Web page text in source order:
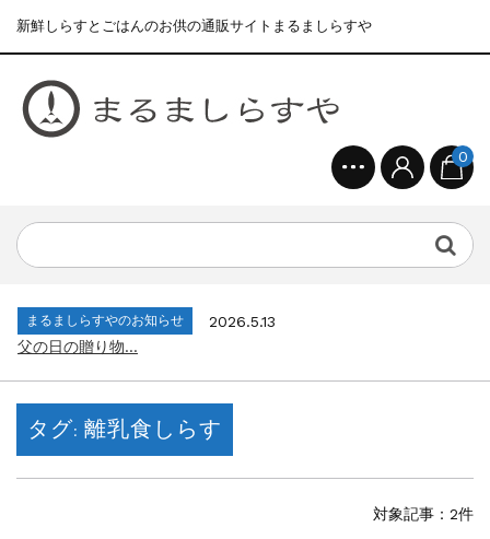
新鮮しらすとごはんのお供の通販サイトまるましらすや
0
合格を❝しらす❞！！知らせよう！...
まるましらすやのお知らせ
2026.6.22
まるましらすやのお知らせ
2026.5.13
父の日の贈り物...
まるましらすやのお知らせ
2026.3.21
まるましらすやのお知らせ
2026.1.15
タグ:離乳食しらす
対象記事：2件